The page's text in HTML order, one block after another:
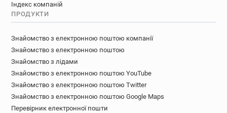
Індекс компаній
ПРОДУКТИ
Знайомство з електронною поштою компанії
Знайомство з електронною поштою
Знайомство з лідами
Знайомство з електронною поштою YouTube
Знайомство з електронною поштою Twitter
Знайомство з електронною поштою Google Maps
Перевірник електронної пошти